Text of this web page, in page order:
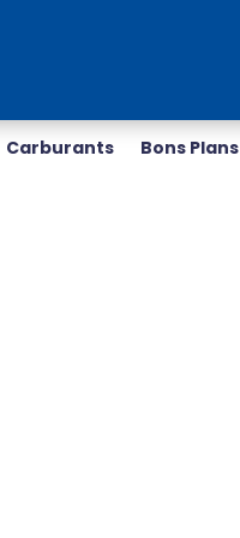
Carburants Bons Plans